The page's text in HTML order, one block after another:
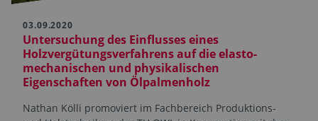
03.09.2020
Untersuchung des Einflusses eines
Holzvergütungsverfahrens auf die elasto-
mechanischen und physikalischen
Eigenschaften von Ölpalmenholz
Nathan Kölli promoviert im Fachbereich Produktions-